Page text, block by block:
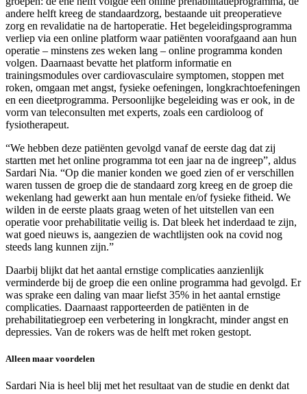
andere helft kreeg de standaardzorg, bestaande uit preoperatieve
zorg en revalidatie na de hartoperatie. Het begeleidingsprogramma
verliep via een online platform waar patiënten voorafgaand aan hun
operatie – minstens zes weken lang – online programma konden
volgen. Daarnaast bevatte het platform informatie en
trainingsmodules over cardiovasculaire symptomen, stoppen met
roken, omgaan met angst, fysieke oefeningen, longkrachtoefeningen
en een dieetprogramma. Persoonlijke begeleiding was er ook, in de
vorm van teleconsulten met experts, zoals een cardioloog of
fysiotherapeut.
“We hebben deze patiënten gevolgd vanaf de eerste dag dat zij
startten met het online programma tot een jaar na de ingreep”, aldus
Sardari Nia. “Op die manier konden we goed zien of er verschillen
waren tussen de groep die de standaard zorg kreeg en de groep die
wekenlang had gewerkt aan hun mentale en/of fysieke fitheid. We
wilden in de eerste plaats graag weten of het uitstellen van een
operatie voor prehabilitatie veilig is. Dat bleek het inderdaad te zijn,
wat goed nieuws is, aangezien de wachtlijsten ook na covid nog
steeds lang kunnen zijn.”
Daarbij blijkt dat het aantal ernstige complicaties aanzienlijk
verminderde bij de groep die een online programma had gevolgd. Er
was sprake een daling van maar liefst 35% in het aantal ernstige
complicaties. Daarnaast rapporteerden de patiënten in de
prehabilitatiegroep een verbetering in longkracht, minder angst en
depressies. Van de rokers was de helft met roken gestopt.
Alleen maar voordelen
Sardari Nia is heel blij met het resultaat van de studie en denkt dat